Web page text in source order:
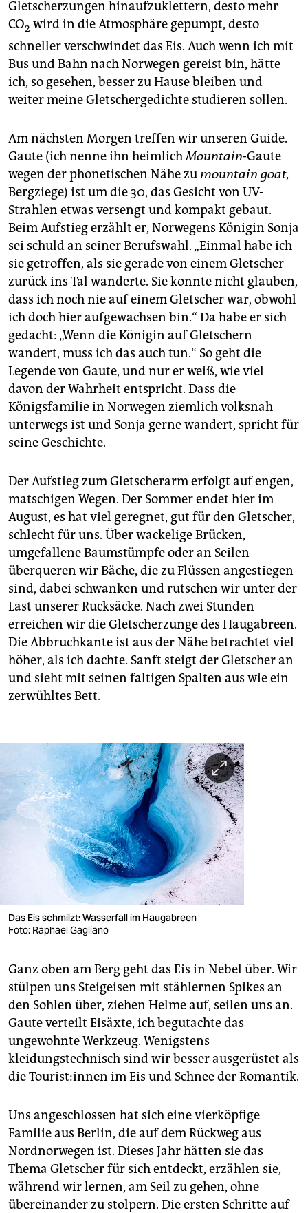
Gletscherzungen hinaufzuklettern, desto mehr
CO2 wird in die Atmosphäre gepumpt, desto
schneller verschwindet das Eis. Auch wenn ich mit
Bus und Bahn nach Norwegen gereist bin, hätte
ich, so gesehen, besser zu Hause bleiben und
weiter meine Gletschergedichte studieren sollen.
Am nächsten Morgen treffen wir unseren Guide.
Gaute (ich nenne ihn heimlichMountain-Gaute
wegen der phonetischen Nähe zu mountain goat,
Bergziege) ist um die 30, das Gesicht von UV-
Strahlen etwas versengt und kompakt gebaut.
Beim Aufstieg erzählt er, Norwegens Königin Sonja
sei schuld an seiner Berufswahl. „Einmal habe ich
sie getroffen, als sie gerade von einem Gletscher
zurück ins Tal wanderte. Sie konnte nicht glauben,
dass ich noch nie auf einem Gletscher war, obwohl
ich doch hier aufgewachsen bin.“ Da habe er sich
gedacht: „Wenn die Königin auf Gletschern
wandert, muss ich das auch tun.“ So geht die
Legende von Gaute, und nur er weiß, wie viel
davon der Wahrheit entspricht. Dass die
Königsfamilie in Norwegen ziemlich volksnah
unterwegs ist und Sonja gerne wandert, spricht für
seine Geschichte.
Der Aufstieg zum Gletscherarm erfolgt auf engen,
matschigen Wegen. Der Sommer endet hier im
August, es hat viel geregnet, gut für den Gletscher,
schlecht für uns. Über wackelige Brücken,
umgefallene Baumstümpfe oder an Seilen
überqueren wir Bäche, die zu Flüssen angestiegen
sind, dabei schwanken und rutschen wir unter der
Last unserer Rucksäcke. Nach zwei Stunden
erreichen wir die Gletscherzunge des Haugabreen.
Die Abbruchkante ist aus der Nähe betrachtet viel
höher, als ich dachte. Sanft steigt der Gletscher an
und sieht mit seinen faltigen Spalten aus wie ein
zerwühltes Bett.
Das Eis schmilzt: Wasserfall im Haugabreen
Foto: Raphael Gagliano
Ganz oben am Berg geht das Eis in Nebel über. Wir
stülpen uns Steig­eisen mit stählernen Spikes an
den Sohlen über, ziehen Helme auf, seilen uns an.
Gaute verteilt Eisäxte, ich begutachte das
ungewohnte Werkzeug. Wenigstens
kleidungstechnisch sind wir besser ausgerüstet als
die Tou­ris­t:in­nen im Eis und Schnee der Romantik.
Uns angeschlossen hat sich eine vierköpfige
Familie aus Berlin, die auf dem Rückweg aus
Nordnorwegen ist. Dieses Jahr hätten sie das
Thema Gletscher für sich entdeckt, erzählen sie,
während wir lernen, am Seil zu gehen, ohne
übereinander zu stolpern. Die ersten Schritte auf